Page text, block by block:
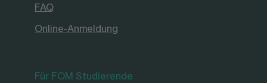
FAQ
Online-Anmeldung
Für FOM Studierende